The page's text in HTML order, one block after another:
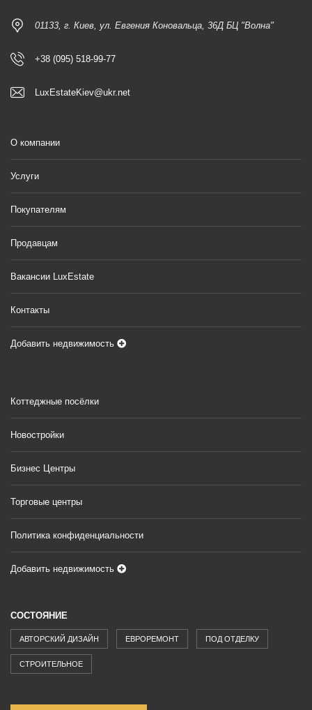
01133, г. Киев, ул. Евгения Коновальца, 36Д БЦ "Волна"
+38 (095) 518-99-77
LuxEstateKiev@ukr.net
О компании
Услуги
Покупателям
Продавцам
Вакансии LuxEstate
Контакты
Добавить недвижимость
Коттеджные посёлки
Новостройки
Бизнес Центры
Торговые центры
Политика конфиденциальности
Добавить недвижимость
СОСТОЯНИЕ
АВТОРСКИЙ ДИЗАЙН ЕВРОРЕМОНТ ПОД ОТДЕЛКУ
СТРОИТЕЛЬНОЕ